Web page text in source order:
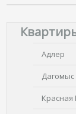
Адлер
Дагомыс
Красная